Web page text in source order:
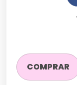
COMPRAR